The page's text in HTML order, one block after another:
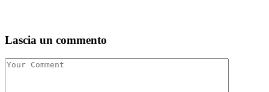
Lascia un commento